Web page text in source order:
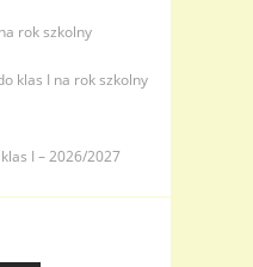
rok szkolny
klas I na rok szkolny
I – 2026/2027